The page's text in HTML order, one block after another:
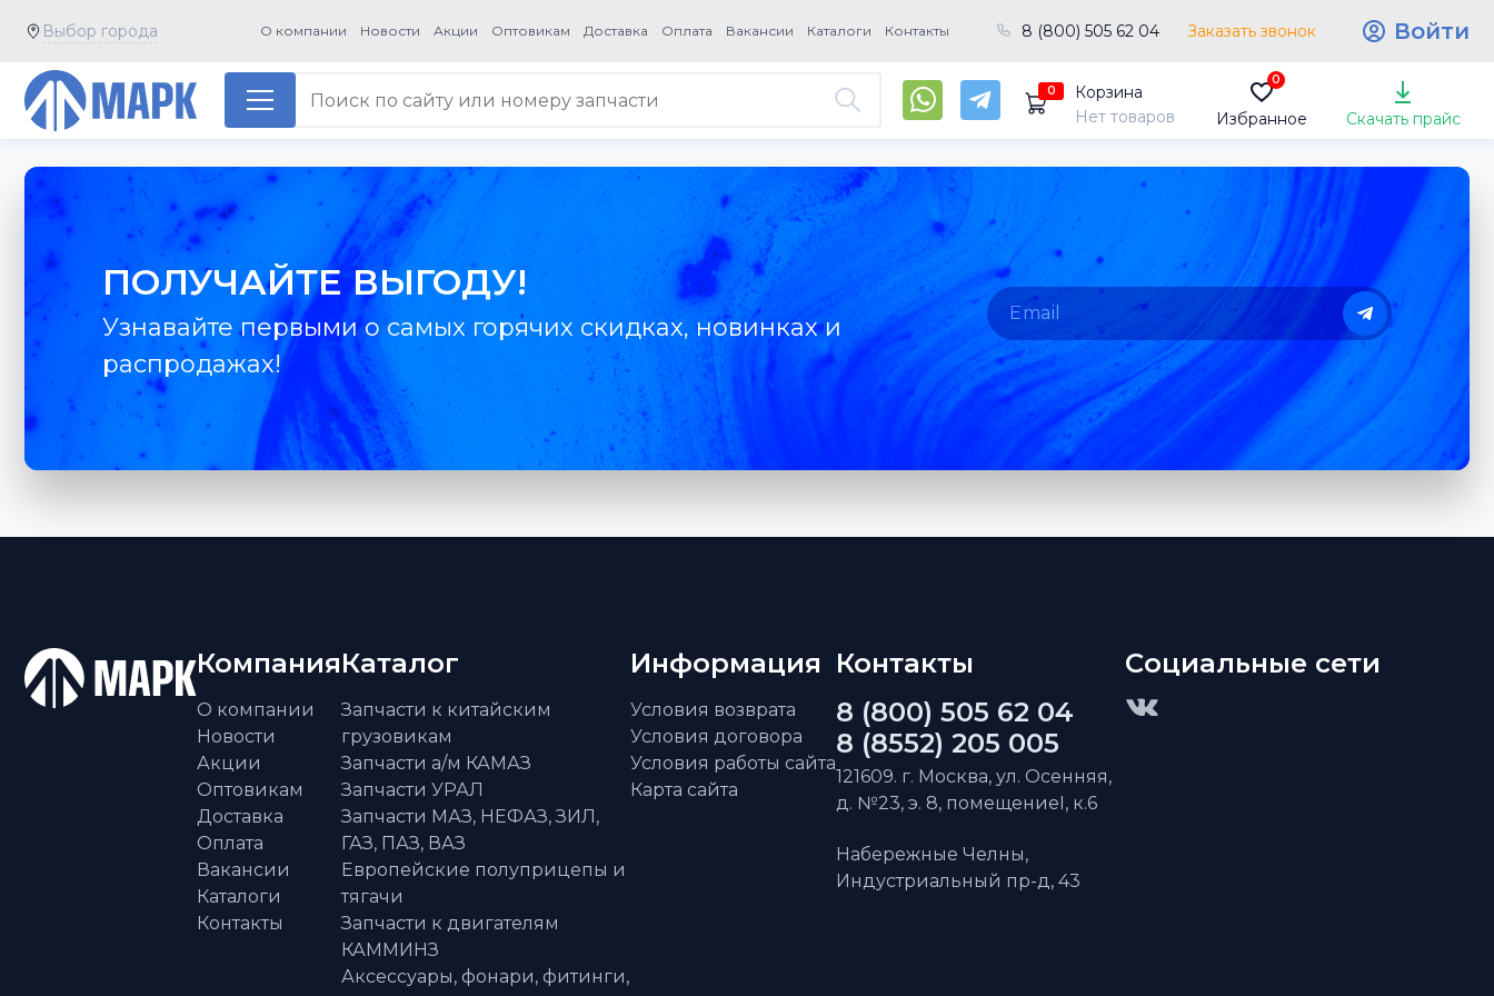
Выбор города О компании Новости Акции Оптовикам Доставка Оплата Вакансии Каталоги Контакты 8 (800) 505 62 04 Заказать звонок Войти
0
Корзина
Нет товаров
0
Избранное Скачать прайс
ПОЛУЧАЙТЕ ВЫГОДУ!
Узнавайте первыми о самых горячих скидках, новинках и
распродажах!
Компания
О компании
Новости
Акции
Оптовикам
Доставка
Оплата
Вакансии
Каталоги
Контакты
Каталог
Запчасти к китайским
грузовикам
Запчасти а/м КАМАЗ
Запчасти УРАЛ
Запчасти МАЗ, НЕФАЗ, ЗИЛ,
ГАЗ, ПАЗ, ВАЗ
Европейские полуприцепы и
тягачи
Запчасти к двигателям
КАММИНЗ
Аксессуары, фонари, фитинги,
Информация
Условия возврата
Условия договора
Условия работы сайта
Карта сайта
Контакты
8 (800) 505 62 04
8 (8552) 205 005
121609. г. Москва, ул. Осенняя,
д. №23, э. 8, помещениеI, к.6
Набережные Челны,
Индустриальный пр-д, 43
Социальные сети